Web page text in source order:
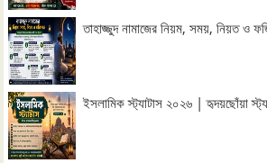
তাহাজ্জুদ নামাজের নিয়ম, সময়, নিয়ত ও
ইসলামিক স্ট্যাটাস ২০২৬ | হৃদয়ছোঁয়া